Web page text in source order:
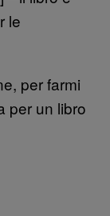
le
per farmi
per un libro